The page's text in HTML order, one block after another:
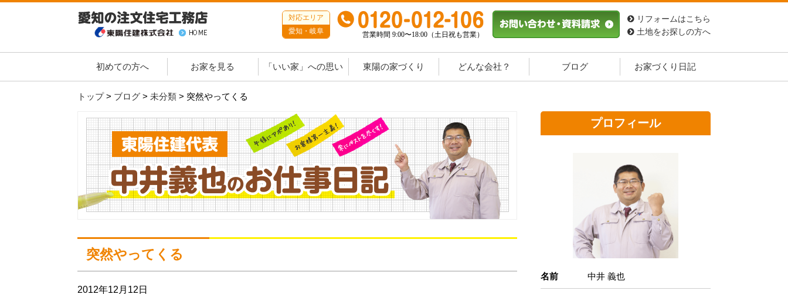
対応エリア
愛知・岐阜
営業時間 9:00〜18:00（土日祝も営業）
リフォームはこちら
土地をお探しの方へ
初めての方へ お家を見る 「いい家」への思い 東陽の家づくり どんな会社？ ブログ お家づくり日記
トップ> ブログ > 未分類 > 突然やってくる
突然やってくる
2012年12月12日
プロフィール
名前 中井 義也